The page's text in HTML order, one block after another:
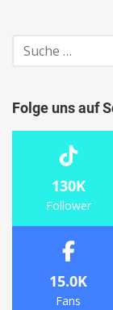
Suche
nach:
Folge uns auf
130K
Follower
15.0K
Fans